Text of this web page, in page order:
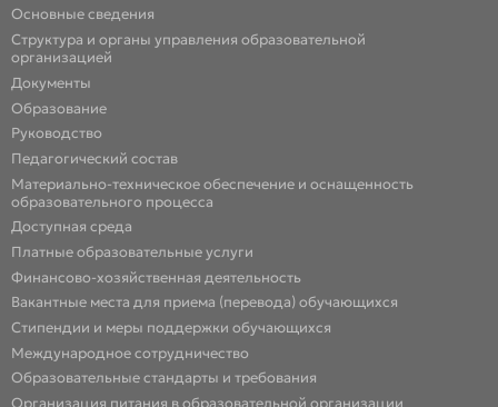
Основные сведения
Структура и органы управления образовательной
организацией
Документы
Образование
Руководство
Педагогический состав
Материально-техническое обеспечение и оснащенность
образовательного процесса
Доступная среда
Платные образовательные услуги
Финансово-хозяйственная деятельность
Вакантные места для приема (перевода) обучающихся
Стипендии и меры поддержки обучающихся
Международное сотрудничество
Образовательные стандарты и требования